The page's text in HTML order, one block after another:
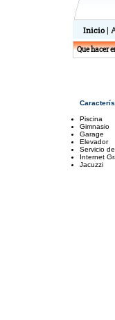
Inicio |
Que hacer
Piscina
Gimnasio
Garage
Elevador
Servicio
Internet
Jacuzzi